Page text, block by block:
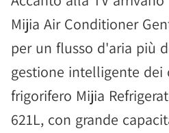
Mijia Air Conditioner
per un flusso d'aria più
gestione intelligente dei
frigorifero Mijia
621L, con grande